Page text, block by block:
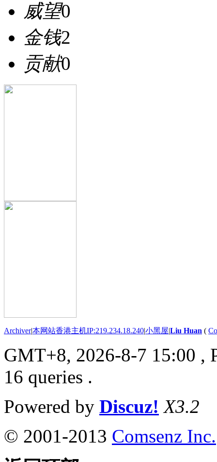
威望0
金钱2
贡献0
Archiver|本网站香港主机IP:219.234.18.240|小黑屋|Liu Huan (
GMT+8, 2026-8-7 15:00 ,
16 queries .
Powered by Discuz! X3.2
© 2001-2013 Comsenz Inc.